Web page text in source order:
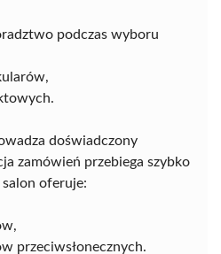
podczas wyboru
doświadczony
zamówień przebiega szybko
oferuje:
przeciwsłonecznych.